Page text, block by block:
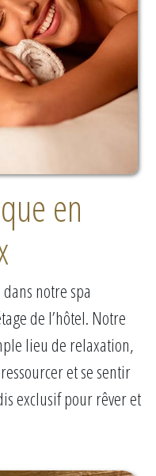
en
notre spa
de l’hôtel. Notre
lieu de relaxation,
et se sentir
exclusif pour rêver et